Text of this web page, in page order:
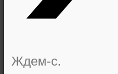
Ждем-с.